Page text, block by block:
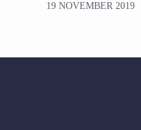
19 NOVEMBER 2019